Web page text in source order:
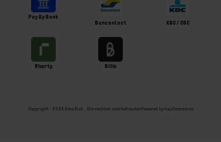
Pay By Bank
Bancontact
KBC / CBC
Riverty Billie
Copyright ; 2026 Ome Dick . Alle rechten voorbehoudenPowered by nopCommerce